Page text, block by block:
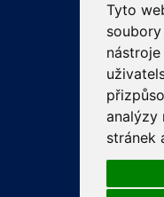
Tyto
analýzy
stránek